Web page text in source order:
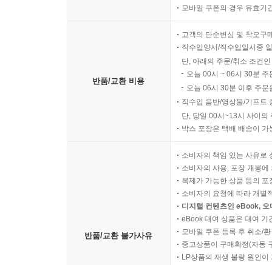
모바일 쿠폰의 경우 유효기
반품/교환 비용
고객의 단순변심 및 착오구
직수입양서/직수입일서중
단, 아래의 주문/취소 조건
오늘 00시 ~ 06시 30분
오늘 06시 30분 이후 주
직수입 음반/영상물/기프트
단, 당일 00시~13시 사이의
박스 포장은 택배 배송이
반품/교환 불가사유
소비자의 책임 있는 사유로
소비자의 사용, 포장 개봉
복제가 가능한 상품 등의
소비자의 요청에 따라 개별
디지털 컨텐츠인 eBook,
eBook 대여 상품은 대여 기
모바일 쿠폰 등록 후 취소/
중고상품이 구매확정(자동
LP상품의 재생 불량 원인